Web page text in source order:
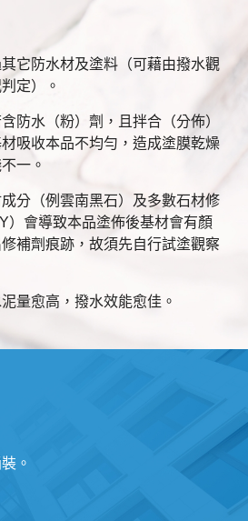
它防水材及塗料（可藉由撥水觀
定）。
防水（粉）劑，且拌合（分佈）
吸收本品不均勻，造成塗膜乾燥
一。
分（例雲南黑石）及多數石材修
）會導致本品塗佈後基材會有顏
補劑痕跡，故須先自行試塗觀察
量愈高，撥水效能愈佳。
。